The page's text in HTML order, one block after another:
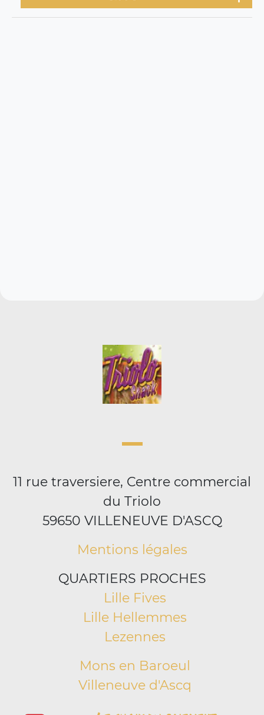
11 rue traversiere, Centre commercial
du Triolo
59650 VILLENEUVE D'ASCQ
Mentions légales
QUARTIERS PROCHES
Lille Fives
Lille Hellemmes
Lezennes
Mons en Baroeul
Villeneuve d'Ascq